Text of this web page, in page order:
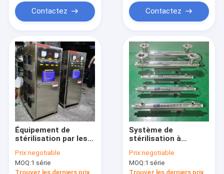
Contactez Contactez
Équipement de
stérilisation par les
purification de l'eau
Prix:negotiable
MOQ:1 série
Trouvez les derniers prix
Système de
stérilisation à
rendement de 25 W
Faible
Prix:negotiable
MOQ:1 série
Trouvez les derniers prix